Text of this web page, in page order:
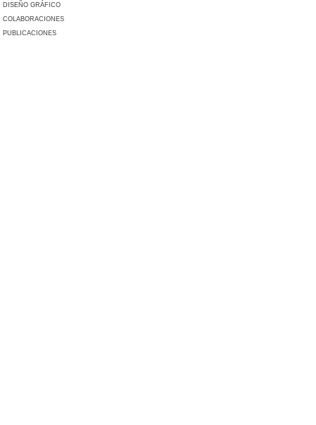
DISEÑO GRÁFICO
COLABORACIONES
PUBLICACIONES